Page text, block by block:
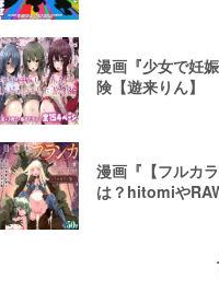
漫画『少女で妊
険【遊来りん】
漫画『【フルカ
は？hitomiや